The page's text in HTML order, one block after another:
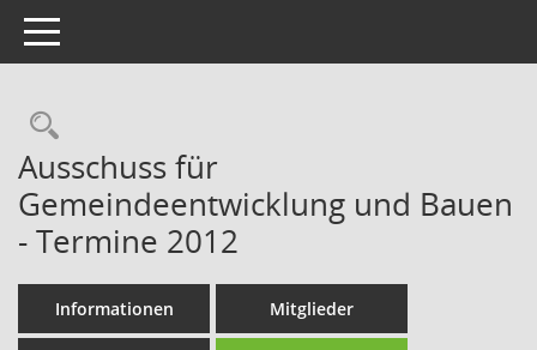
Toggle navigation
Rechercheauswahl
Ausschuss für
Gemeindeentwicklung und Bauen
- Termine 2012
Informationen Mitglieder